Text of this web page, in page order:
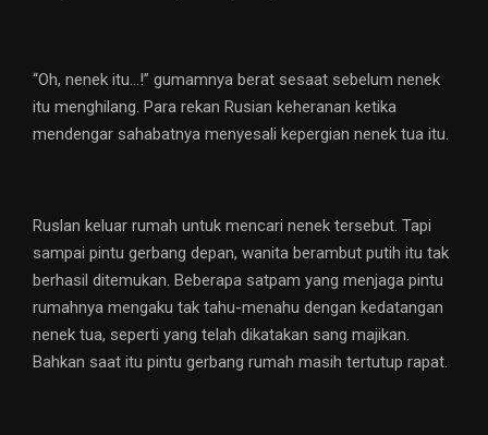
“Oh, nenek itu…!” gumamnya berat sesaat sebelum nenek
itu menghilang. Para rekan Rusian keheranan ketika
mendengar sahabatnya menyesali kepergian nenek tua itu.
Ruslan keluar rumah untuk mencari nenek tersebut. Tapi
sampai pintu gerbang depan, wanita berambut putih itu tak
berhasil ditemukan. Beberapa satpam yang menjaga pintu
rumahnya mengaku tak tahu-menahu dengan kedatangan
nenek tua, seperti yang telah dikatakan sang majikan.
Bahkan saat itu pintu gerbang rumah masih tertutup rapat.